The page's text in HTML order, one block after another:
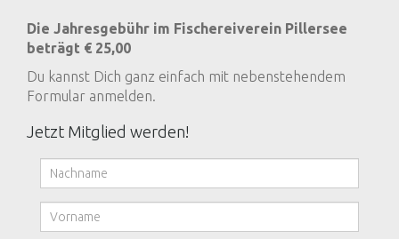
Die Jahresgebühr im Fischereiverein Pillersee
beträgt € 25,00
Du kannst Dich ganz einfach mit nebenstehendem
Formular anmelden.
Jetzt Mitglied werden!